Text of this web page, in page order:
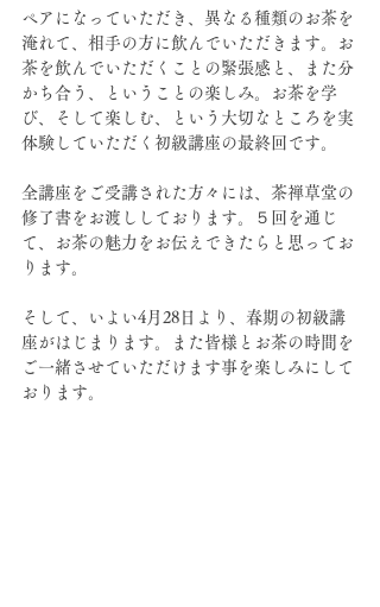
ペアになっていただき、異なる種類のお茶を
淹れて、相手の方に飲んでいただきます。お
茶を飲んでいただくことの緊張感と、また分
かち合う、ということの楽しみ。お茶を学
び、そして楽しむ、という大切なところを実
体験していただく初級講座の最終回です。
全講座をご受講された方々には、茶禅草堂の
修了書をお渡ししております。５回を通じ
て、お茶の魅力をお伝えできたらと思ってお
ります。
そして、いよい4月28日より、春期の初級講
座がはじまります。また皆様とお茶の時間を
ご一緒させていただけます事を楽しみにして
おります。